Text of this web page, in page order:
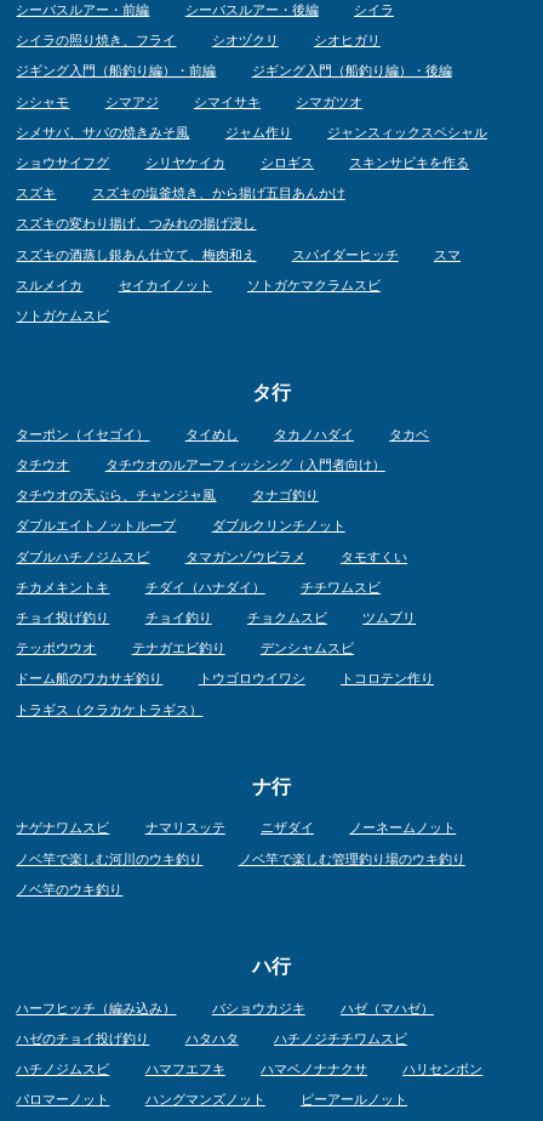
シーバスルアー・前編 シーバスルアー・後編 シイラ
シイラの照り焼き、フライ シオヅクリ シオヒガリ
ジギング入門（船釣り編）・前編 ジギング入門（船釣り編）・後編
シシャモ シマアジ シマイサキ シマガツオ
シメサバ、サバの焼きみそ風 ジャム作り ジャンスィックスペシャル
ショウサイフグ シリヤケイカ シロギス スキンサビキを作る
スズキ スズキの塩釜焼き、から揚げ五目あんかけ
スズキの変わり揚げ、つみれの揚げ浸し
スズキの酒蒸し銀あん仕立て、梅肉和え スパイダーヒッチ スマ
スルメイカ セイカイノット ソトガケマクラムスビ
ソトガケムスビ
タ行
ターポン（イセゴイ） タイめし タカノハダイ タカベ
タチウオ タチウオのルアーフィッシング（入門者向け）
タチウオの天ぷら、チャンジャ風 タナゴ釣り
ダブルエイトノットループ ダブルクリンチノット
ダブルハチノジムスビ タマガンゾウビラメ タモすくい
チカメキントキ チダイ（ハナダイ） チチワムスビ
チョイ投げ釣り チョイ釣り チョクムスビ ツムブリ
テッポウウオ テナガエビ釣り デンシャムスビ
ドーム船のワカサギ釣り トウゴロウイワシ トコロテン作り
トラギス（クラカケトラギス）
ナ行
ナゲナワムスビ ナマリスッテ ニザダイ ノーネームノット
ノベ竿で楽しむ河川のウキ釣り ノベ竿で楽しむ管理釣り場のウキ釣り
ノベ竿のウキ釣り
ハ行
ハーフヒッチ（編み込み） バショウカジキ ハゼ（マハゼ）
ハゼのチョイ投げ釣り ハタハタ ハチノジチチワムスビ
ハチノジムスビ ハマフエフキ ハマベノナナクサ ハリセンボン
パロマーノット ハングマンズノット ピーアールノット